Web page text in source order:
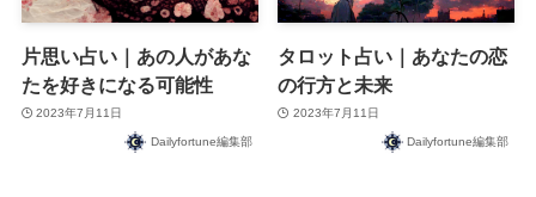
片思い占い｜あの人があな
たを好きになる可能性
2023年7月11日
Dailyfortune編集部
タロット占い｜あなたの恋
の行方と未来
2023年7月11日
Dailyfortune編集部